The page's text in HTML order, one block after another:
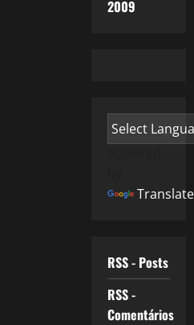
2009
Translate
RSS - Posts
RSS -
Comentários